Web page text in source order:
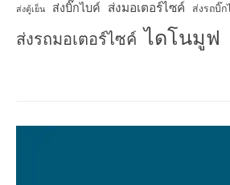
ส่งตู้เย็น ส่งบิ๊กไบค์ ส่งมอเตอร์ไซค์ ส่งรถบิ๊ก
ส่งรถมอเตอร์ไซค์ ไดโนมูฟ